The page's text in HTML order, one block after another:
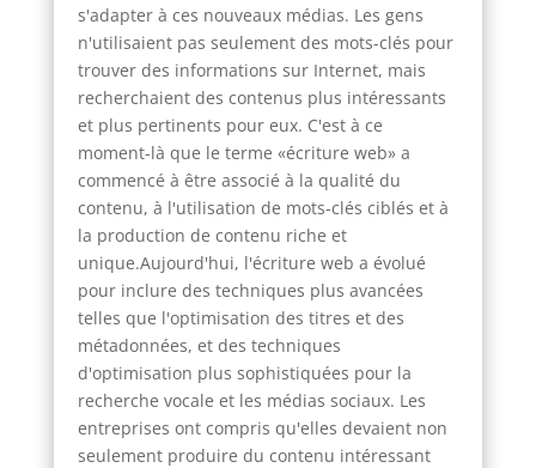
s'adapter à ces nouveaux médias. Les gens
n'utilisaient pas seulement des mots-clés pour
trouver des informations sur Internet, mais
recherchaient des contenus plus intéressants
et plus pertinents pour eux. C'est à ce
moment-là que le terme «écriture web» a
commencé à être associé à la qualité du
contenu, à l'utilisation de mots-clés ciblés et à
la production de contenu riche et
unique.Aujourd'hui, l'écriture web a évolué
pour inclure des techniques plus avancées
telles que l'optimisation des titres et des
métadonnées, et des techniques
d'optimisation plus sophistiquées pour la
recherche vocale et les médias sociaux. Les
entreprises ont compris qu'elles devaient non
seulement produire du contenu intéressant